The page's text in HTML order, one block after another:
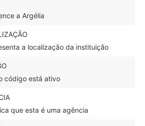
a Argélia
a localização da instituição
código está ativo
que esta é uma agência